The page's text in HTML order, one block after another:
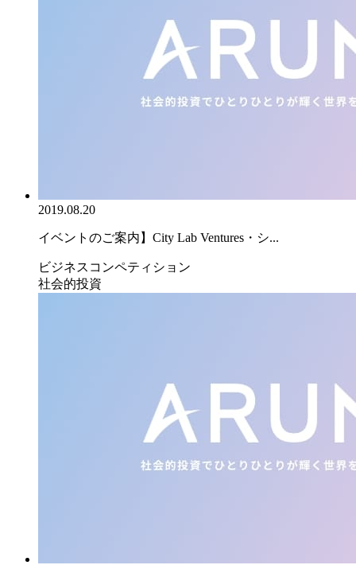
2019.08.20
イベントのご案内】City Lab Ventures・シ...
ビジネスコンペティション
社会的投資